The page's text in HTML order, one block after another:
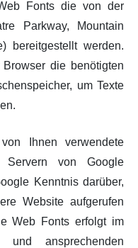
Fonts die von der
Parkway, Mountain
bereitgestellt werden.
die benötigten
um Texte
Ihnen verwendete
Servern von Google
Kenntnis darüber,
Website aufgerufen
Web Fonts erfolgt im
und ansprechenden